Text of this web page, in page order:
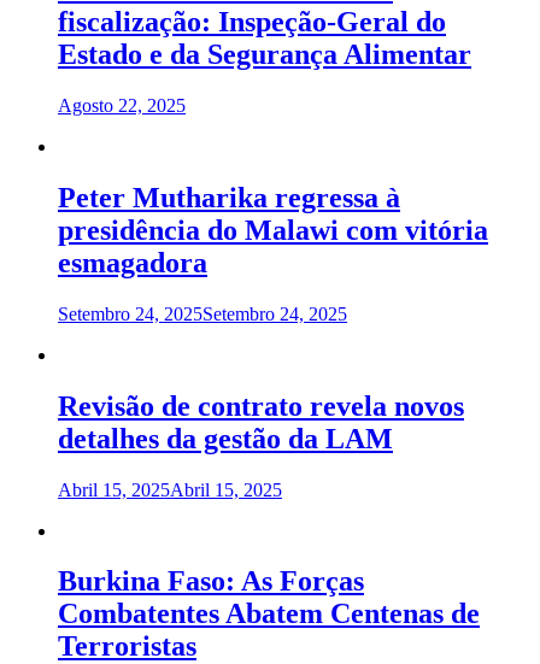
fiscalização: Inspeção-Geral do
Estado e da Segurança Alimentar
Agosto 22, 2025
Peter Mutharika regressa à
presidência do Malawi com vitória
esmagadora
Setembro 24, 2025Setembro 24, 2025
Revisão de contrato revela novos
detalhes da gestão da LAM
Abril 15, 2025Abril 15, 2025
Burkina Faso: As Forças
Combatentes Abatem Centenas de
Terroristas